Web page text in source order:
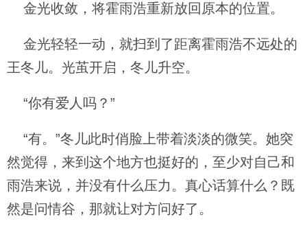
金光收敛，将霍雨浩重新放回原本的位置。
金光轻轻一动，就扫到了距离霍雨浩不远处的
王冬儿。光茧开启，冬儿升空。
“你有爱人吗？”
“有。”冬儿此时俏脸上带着淡淡的微笑。她突
然觉得，来到这个地方也挺好的，至少对自己和
雨浩来说，并没有什么压力。真心话算什么？既
然是问情谷，那就让对方问好了。